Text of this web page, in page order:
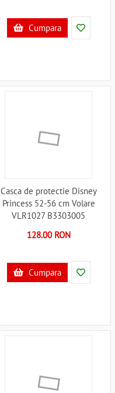
Cumpara
Casca de protectie Disney
Princess 52-56 cm Volare
VLR1027 B3303005
128.00 RON
Cumpara